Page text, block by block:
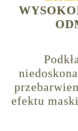
efektu